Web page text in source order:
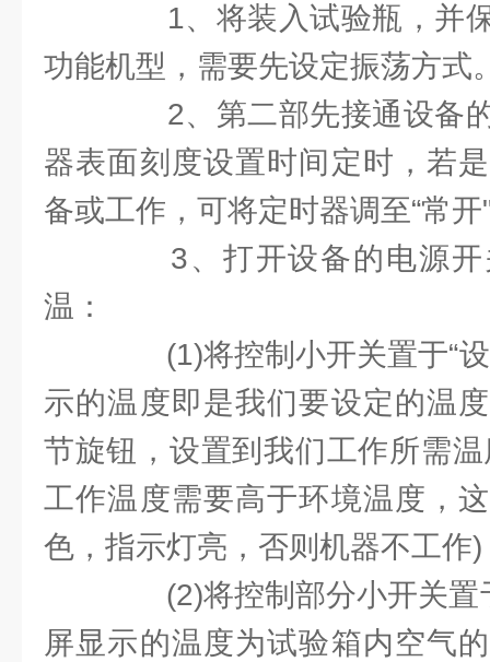
1、将装入试验瓶，并保
功能机型，需要先设定振荡方式
2、第二部先接通设备的
器表面刻度设置时间定时，若
备或工作，可将定时器调至“常
3、打开设备的电源开
温：
(1)将控制小开关置于“设
示的温度即是我们要设定的温
节旋钮，设置到我们工作所需
工作温度需要高于环境温度，
色，指示灯亮，否则机器不工作)
(2)将控制部分小开关置
屏显示的温度为试验箱内空气